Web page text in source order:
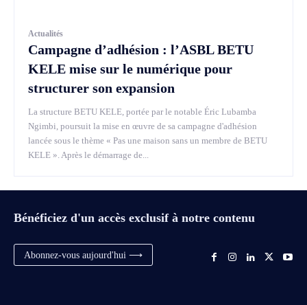
Actualités
Campagne d’adhésion : l’ASBL BETU
KELE mise sur le numérique pour
structurer son expansion
La structure BETU KELE, portée par le notable Éric Lubamba
Ngimbi, poursuit la mise en œuvre de sa campagne d'adhésion
lancée sous le thème « Pas une maison sans un membre de BETU
KELE ». Après le démarrage de...
Bénéficiez d'un accès exclusif à notre contenu
Abonnez-vous aujourd'hui ⟶